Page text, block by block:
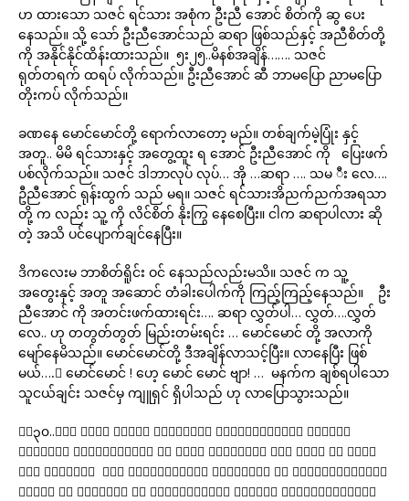
ဟ ထားသော သဇင် ရင်သား အစုံက ဦးညီ အောင် စိတ်ကို ဆွ ပေး
နေသည်။ သို့ သော် ဦးညီအောင်သည် ဆရာ ဖြစ်သည်နှင့် အညီစိတ်တို့
ကို အနိုင်နိုင်ထိန်းထားသည်။ ၅း၂၅..မိနစ်အချိန်……. သဇင်
ရုတ်တရက် ထရပ် လိုက်သည်။ ဦးညီအောင် ဆီ ဘာမပြော ညာမပြော
တိုးကပ် လိုက်သည်။
ခဏနေ မောင်မောင်တို့ ရောက်လာတော့ မည်။ တစ်ချက်မဲ့ပြုံး နှင့်
အတူ.. မိမိ ရင်သားနှင့် အတွေ့ထူး ရ အောင် ဦးညီအောင် ကို ပြေးဖက်
ပစ်လိုက်သည်။ သဇင် ဒါဘာလုပ် လုပ်… အို …ဆရာ …. သမ ီး လေ….
ဦညီအောင် ရုန်းထွက် သည် မရ။ သဇင် ရင်သားအိညက်ညက်အရသာ
တို့ က လည်း သူ့ ကို လိင်စိတ် နိုးကြွ နေစေပြီး။ ငါက ဆရာပါလား ဆို
တဲ့ အသိ ပင်ပျောက်ချင်နေပြီး။
ဒိကလေးမ ဘာစိတ်ရိူင်း ဝင် နေသည်လည်းမသိ။ သဇင် က သူ့
အတွေးနှင့် အတူ အဆောင် တံခါးပေါက်ကို ကြည့်ကြည့်နေသည်။ ဦး
ညီအောင် ကို အတင်းဖက်ထားရင်း…. ဆရာ လွှတ်ပါ… လွှတ်….လွှတ်
လေ.. ဟု တတွတ်တွတ် မြည်းတမ်းရင်း … မောင်မောင် တို့ အလာကို
မျော်နေမိသည်။ မောင်မောင်တို့ ဒီအချိန်လာသင့်ပြီး။ လာနေပြီး ဖြစ်
မယ်….ီ မောင်မောင် ! ဟေ့ မောင် မောင် ဗျာ! … မနက်က ချစ်ရပါသော
သူငယ်ချင်း သဇင်မှ ကျူရှင် ရှိပါသည် ဟု လာပြောသွားသည်။
၅း၃၀..တဲ့ ပေစိ နှင့် ဂျမ်းပုံ ကိုပါဝင်ခေါ် ခဲ့ရန်
အတန်တန် မှာသွားသည်။ ခု လည်း လွယ်အိတ် ကို လွယ် ကာ ပေစိ
ကို ဝင်ခေါ် မည် ဟုဆုံးဖြတ်၍ အိမ်ပေါ် မှ ဆင်းရုံရှိသေး
ခုလို ဦး ဖိုးထူး မှ အပြေးအလွှား လာခေါ် ခြင်းဖြစ်သည်။